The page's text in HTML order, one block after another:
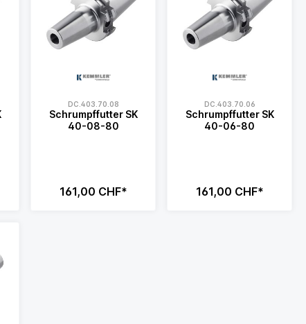
DC.403.70.08
Schrumpffutter SK
40-08-80
161,00 CHF*
DC.403.70.06
Schrumpffutter SK
40-06-80
161,00 CHF*